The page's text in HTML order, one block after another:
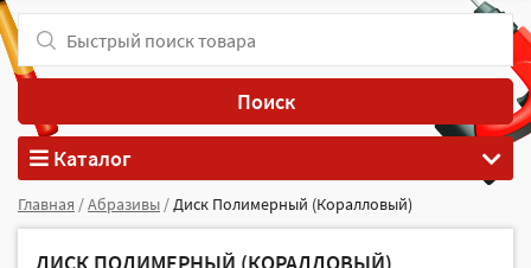
Поиск
Каталог
Главная /Абразивы /Диск Полимерный (Коралловый)